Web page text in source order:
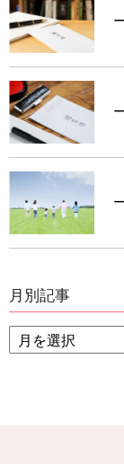
月別記事